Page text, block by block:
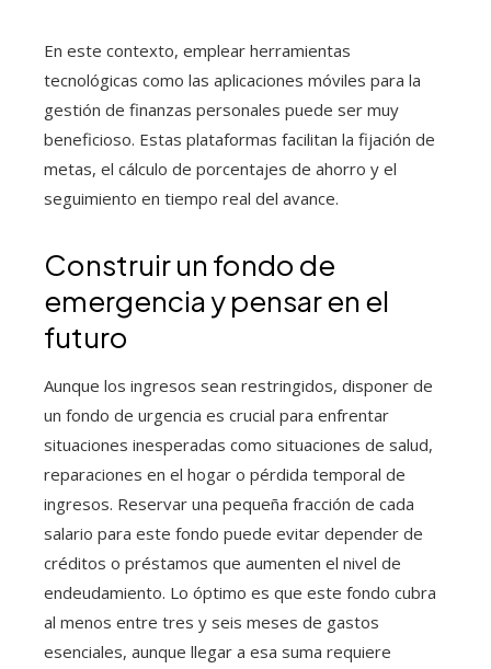
En este contexto, emplear herramientas
tecnológicas como las aplicaciones móviles para la
gestión de finanzas personales puede ser muy
beneficioso. Estas plataformas facilitan la fijación de
metas, el cálculo de porcentajes de ahorro y el
seguimiento en tiempo real del avance.
Construir un fondo de
emergencia y pensar en el
futuro
Aunque los ingresos sean restringidos, disponer de
un fondo de urgencia es crucial para enfrentar
situaciones inesperadas como situaciones de salud,
reparaciones en el hogar o pérdida temporal de
ingresos. Reservar una pequeña fracción de cada
salario para este fondo puede evitar depender de
créditos o préstamos que aumenten el nivel de
endeudamiento. Lo óptimo es que este fondo cubra
al menos entre tres y seis meses de gastos
esenciales, aunque llegar a esa suma requiere